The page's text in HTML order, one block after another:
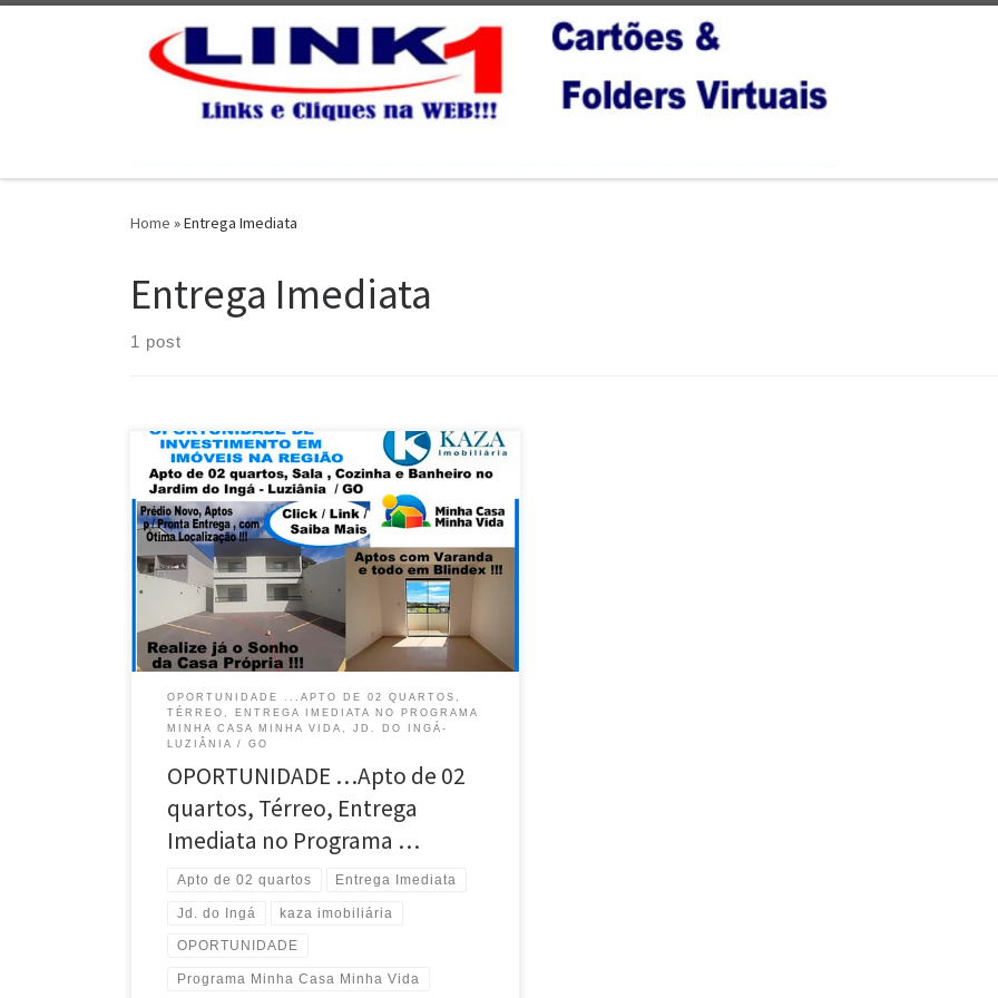
Home »Entrega Imediata
Entrega Imediata
1 post
OPORTUNIDADE … Apto de 02 quartos, Térreo ,
Entrega Imediata no Programa Minha Casa minha Vida
, Jd. do Ingá -Luziânia / GO . Financiamento com
Parcelas que cabem no seu bolso , apto de 02 quartos
, entrada facilitada , Próximo a BR 040 , em arejado ,
todo […]
OPORTUNIDADE ...APTO DE 02 QUARTOS,
TÉRREO, ENTREGA IMEDIATA NO PROGRAMA
MINHA CASA MINHA VIDA, JD. DO INGÁ-
LUZIÂNIA / GO
OPORTUNIDADE …Apto de 02
quartos, Térreo, Entrega
Imediata no Programa …
Apto de 02 quartos Entrega Imediata
Jd. do Ingá kaza imobiliária
OPORTUNIDADE
Programa Minha Casa Minha Vida